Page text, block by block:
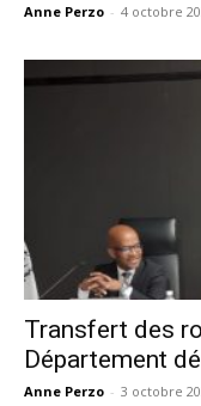
Anne Perzo - 4 octobre
Transfert des
Département
Anne Perzo - 3 octobre